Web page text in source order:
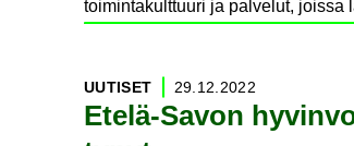
toimintakulttuuri ja palvelut, joissa
Etelä-​Savon
UU­TI­SET 29.12.2022